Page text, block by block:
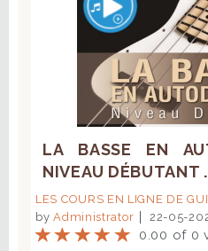
LA BASSE EN
NIVEAU DÉBUTANT
LES COURS EN LIGNE DE
byAdministrator 22-05-
0.00 of 0